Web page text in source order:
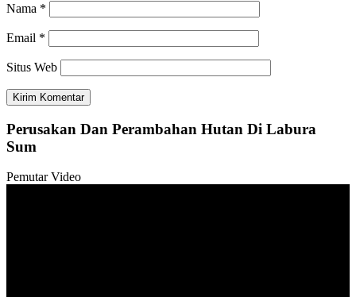
Nama *
Email *
Situs Web
Perusakan Dan Perambahan Hutan Di Labura
Sum
Pemutar Video